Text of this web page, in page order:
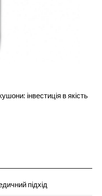
інвестиція в якість
підхід